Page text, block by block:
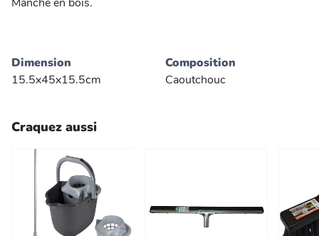
Dimension
15.5x45x15.5cm
Composition
Caoutchouc
Craquez aussi